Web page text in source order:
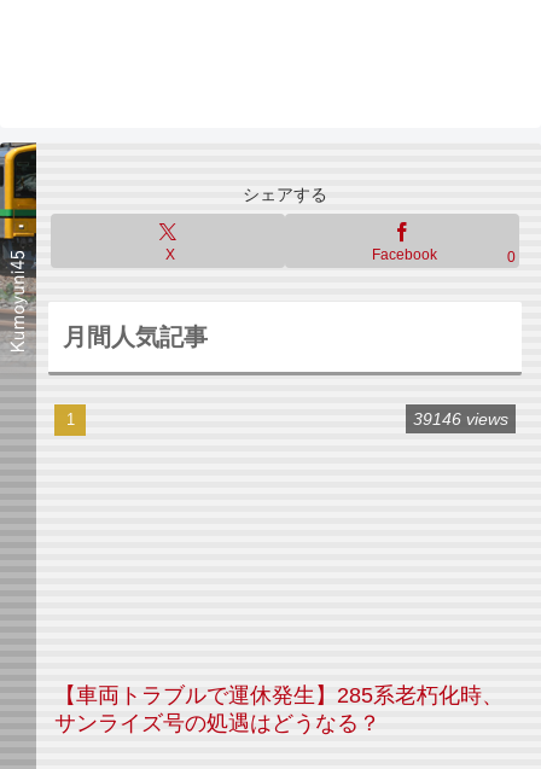
シェアする
X Facebook 0
月間人気記事
【車両トラブルで運休発生】285系老朽化時、
サンライズ号の処遇はどうなる？
39146 views